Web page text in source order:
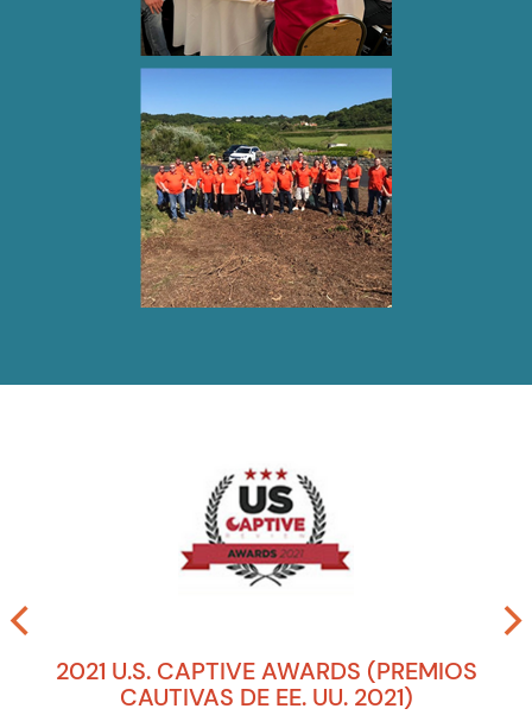
2021 U.S. CAPTIVE AWARDS (PREMIOS
CAUTIVAS DE EE. UU. 2021)